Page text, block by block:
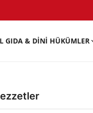
GIDA & DINI HÜKÜMLER